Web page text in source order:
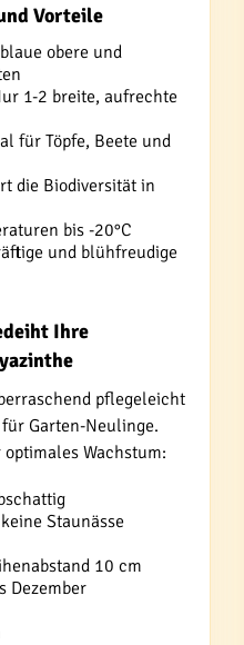
Vorteile
obere und
1-2 breite, aufrechte
für Töpfe, Beete und
die Biodiversität in
bis -20°C
und blühfreudige
Ihre
pflegeleicht
Garten-Neulinge.
Wachstum:
Staunässe
10 cm
Dezember